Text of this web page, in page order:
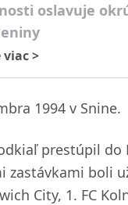
oslavuje
viac>
1994 v Snine.
prestúpil do
zastávkami boli
City, 1. FC